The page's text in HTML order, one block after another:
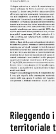
territoriale